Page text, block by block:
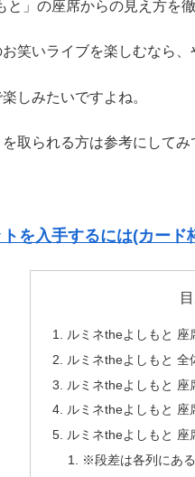
と」の座席からの見え方を
笑いライブを楽しむなら
しみたいですよね。
取られる方は参考にしてみ
を入手するには(カード
ルミネtheよしもと 座
ルミネtheよしもと 全
ルミネtheよしもと
ルミネtheよしもと 座
ルミネtheよしもと 座
※段差は各列にあ